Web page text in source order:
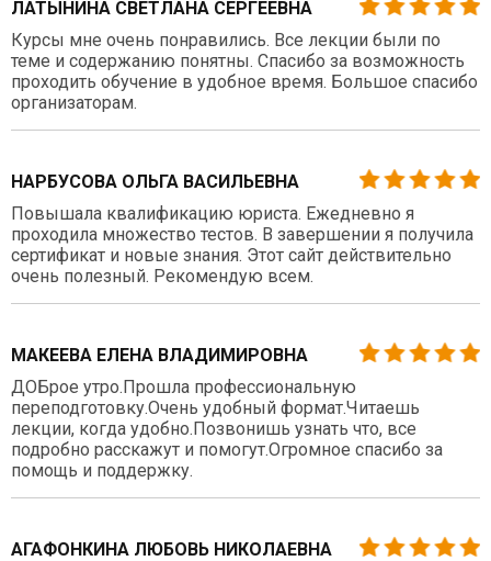
ЛАТЫНИНА СВЕТЛАНА СЕРГЕЕВНА
Курсы мне очень понравились. Все лекции были по
теме и содержанию понятны. Спасибо за возможность
проходить обучение в удобное время. Большое спасибо
организаторам.
НАРБУСОВА ОЛЬГА ВАСИЛЬЕВНА
Повышала квалификацию юриста. Ежедневно я
проходила множество тестов. В завершении я получила
сертификат и новые знания. Этот сайт действительно
очень полезный. Рекомендую всем.
МАКЕЕВА ЕЛЕНА ВЛАДИМИРОВНА
ДОБрое утро.Прошла профессиональную
переподготовку.Очень удобный формат.Читаешь
лекции, когда удобно.Позвонишь узнать что, все
подробно расскажут и помогут.Огромное спасибо за
помощь и поддержку.
АГАФОНКИНА ЛЮБОВЬ НИКОЛАЕВНА